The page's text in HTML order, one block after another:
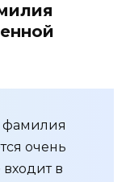
фамилия
очень
в